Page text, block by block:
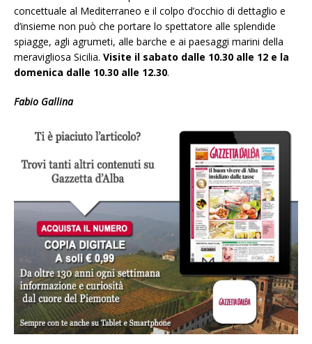
concettuale al Mediterraneo e il colpo d’occhio di dettaglio e
d’insieme non può che portare lo spettatore alle splendide
spiagge, agli agrumeti, alle barche e ai paesaggi marini della
meravigliosa Sicilia. Visite il sabato dalle 10.30 alle 12 e la
domenica dalle 10.30 alle 12.30.
Fabio Gallina